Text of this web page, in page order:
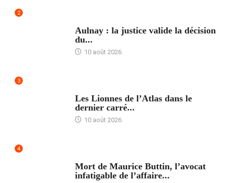
2
Aulnay : la justice valide la décision
du...
10 août 2026
3
Les Lionnes de l’Atlas dans le
dernier carré...
10 août 2026
4
Mort de Maurice Buttin, l’avocat
infatigable de l’affaire...